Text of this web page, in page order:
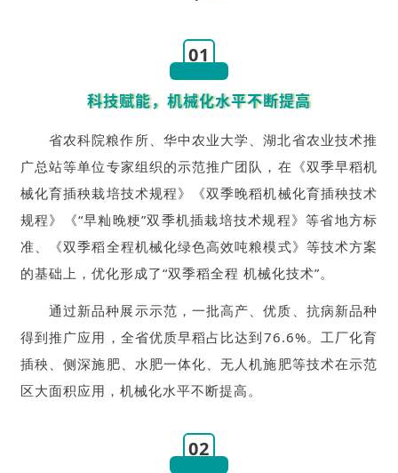
01
科技赋能，机械化水平不断提高
省农科院粮作所、华中农业大学、湖北省农业技术推
广总站等单位专家组织的示范推广团队，在《双季早稻机
械化育插秧栽培技术规程》《双季晚稻机械化育插秧技术
规程》《“早籼晚粳”双季机插栽培技术规程》等省地方标
准、《双季稻全程机械化绿色高效吨粮模式》等技术方案
的基础上，优化形成了“双季稻全程 机械化技术”。
通过新品种展示示范，一批高产、优质、抗病新品种
得到推广应用，全省优质早稻占比达到76.6%。工厂化育
插秧、侧深施肥、水肥一体化、无人机施肥等技术在示范
区大面积应用，机械化水平不断提高。
02